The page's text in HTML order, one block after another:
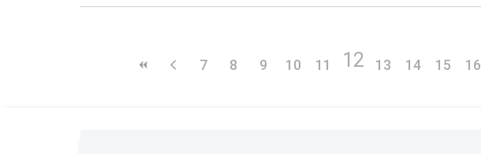
7 8 9 10 11 12 13 14 15 16